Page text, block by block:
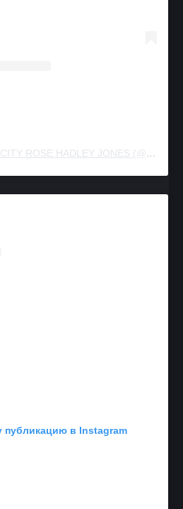
ПУБЛИКАЦИЯ ОТ FELICITY ROSE HADLEY JONES (@FELICITY.JONES)
публикацию в Instagram